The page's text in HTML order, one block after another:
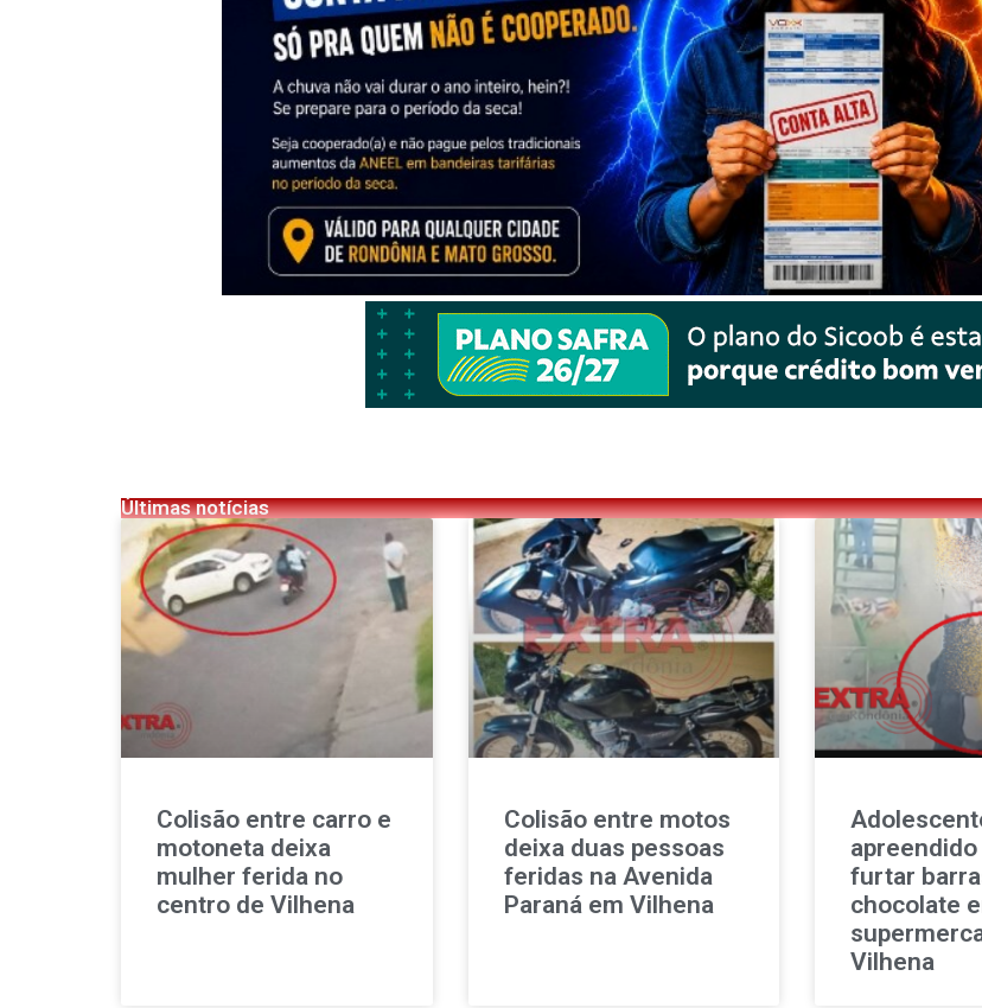
Últimas notícias
Colisão entre carro e
motoneta deixa
mulher ferida no
centro de Vilhena
Colisão entre motos
deixa duas pessoas
feridas na Avenida
Paraná em Vilhena
apreendido
furtar
chocolate
Vilhena